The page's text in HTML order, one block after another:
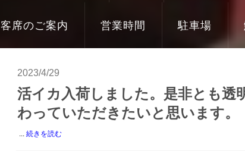
客席のご案内 営業時間 駐車場
2023/4/29
活イカ入荷しました。是非とも透
わっていただきたいと思います。
...続きを読む